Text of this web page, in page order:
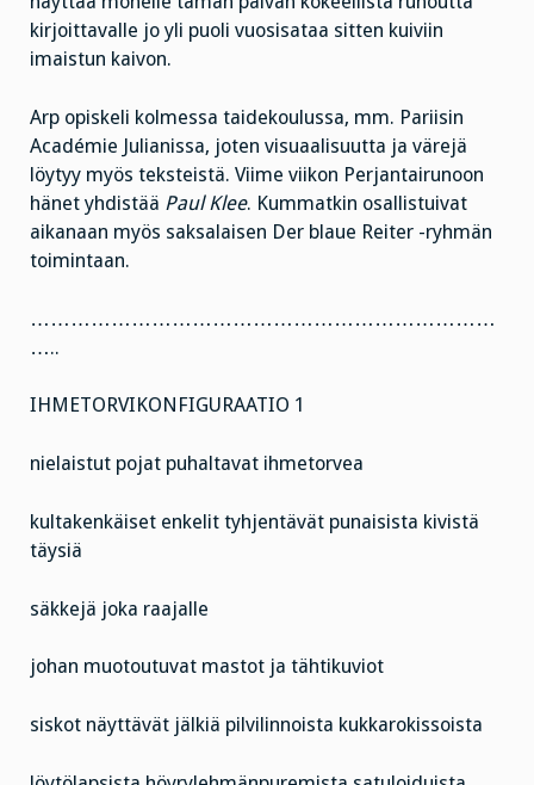
kirjoittavalle jo yli puoli vuosisataa sitten kuiviin
imaistun kaivon.
Arp opiskeli kolmessa taidekoulussa, mm. Pariisin
Académie Julianissa, joten visuaalisuutta ja värejä
löytyy myös teksteistä. Viime viikon Perjantairunoon
hänet yhdistää Paul Klee. Kummatkin osallistuivat
aikanaan myös saksalaisen Der blaue Reiter -ryhmän
toimintaan.
……………………………………………………………
…..
IHMETORVIKONFIGURAATIO 1
nielaistut pojat puhaltavat ihmetorvea
kultakenkäiset enkelit tyhjentävät punaisista kivistä
täysiä
säkkejä joka raajalle
johan muotoutuvat mastot ja tähtikuviot
siskot näyttävät jälkiä pilvilinnoista kukkarokissoista